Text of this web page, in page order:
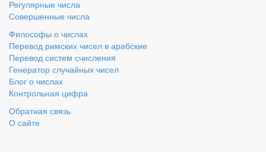
Регулярные числа
Совершенные числа
Философы о числах
Перевод римских чисел в арабские
Перевод систем счисления
Генератор случайных чисел
Блог о числах
Контрольная цифра
Обратная связь
О сайте